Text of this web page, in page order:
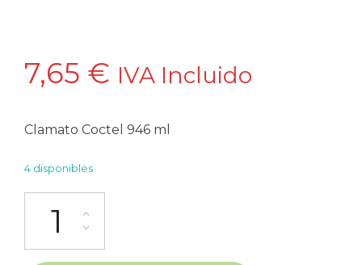
7,65 € IVA Incluido
Clamato Coctel 946 ml
4 disponibles